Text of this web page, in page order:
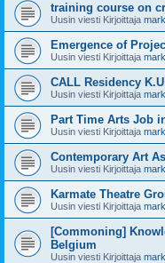
training course on
Uusin viesti Kirjoittaja
Emergence of
Uusin viesti Kirjoittaja
CALL Residency
Uusin viesti Kirjoittaja
Part Time Arts Job
Uusin viesti Kirjoittaja
Contemporary Art
Uusin viesti Kirjoittaja
Karmate Theatre
Uusin viesti Kirjoittaja
[Commoning]
Belgium
Uusin viesti Kirjoittaja